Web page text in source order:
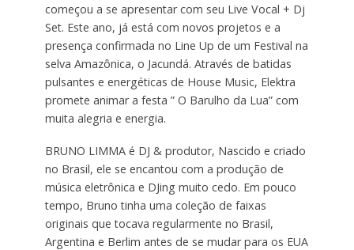
começou a se apresentar com seu Live Vocal + Dj
Set. Este ano, já está com novos projetos e a
presença confirmada no Line Up de um Festival na
selva Amazônica, o Jacundá. Através de batidas
pulsantes e energéticas de House Music, Elektra
promete animar a festa ” O Barulho da Lua” com
muita alegria e energia.
BRUNO LIMMA é DJ & produtor, Nascido e criado
no Brasil, ele se encantou com a produção de
música eletrônica e DJing muito cedo. Em pouco
tempo, Bruno tinha uma coleção de faixas
originais que tocava regularmente no Brasil,
Argentina e Berlim antes de se mudar para os EUA